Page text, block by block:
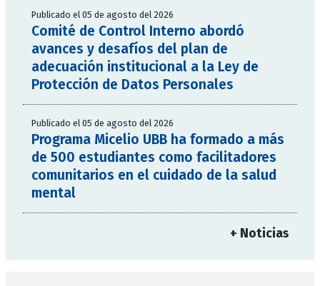
Publicado el 05 de agosto del 2026
Comité de Control Interno abordó
avances y desafíos del plan de
adecuación institucional a la Ley de
Protección de Datos Personales
Publicado el 05 de agosto del 2026
Programa Micelio UBB ha formado a más
de 500 estudiantes como facilitadores
comunitarios en el cuidado de la salud
mental
+ Noticias